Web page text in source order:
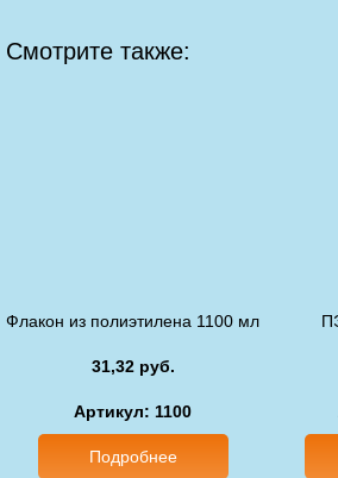
Смотрите также:
Флакон из полиэтилена 1100 мл
31,32 руб.
Артикул: 1100
Подробнее